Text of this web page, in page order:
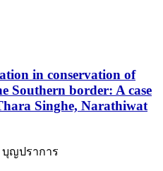
in conservation of
Southern border: A case
Singhe, Narathiwat
บุญปราการ